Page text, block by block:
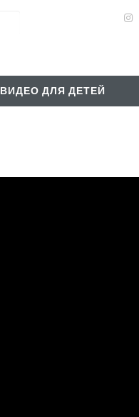
ВИДЕО ДЛЯ ДЕТЕЙ